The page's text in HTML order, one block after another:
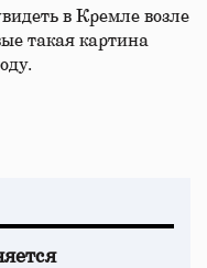
в Кремле возле
такая картина